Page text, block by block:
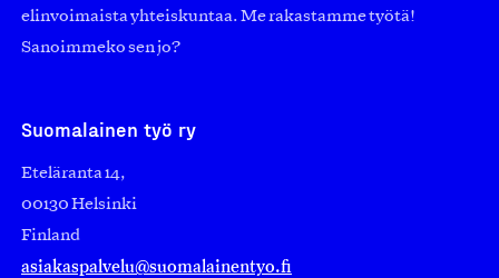
elinvoimaista yhteiskuntaa. Me rakastamme työtä!
Sanoimmeko sen jo?
Suomalainen työ ry
Eteläranta 14,
00130 Helsinki
Finland
asiakaspalvelu@suomalainentyo.fi